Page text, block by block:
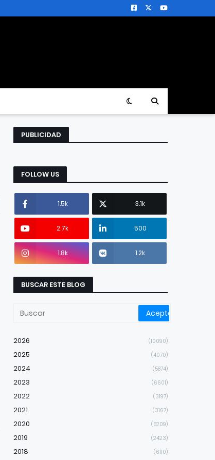
PUBLICIDAD
FOLLOW US
1.5k 3.1k
2.7k 500
1.8k 1.2k
BUSCAR ESTE BLOG
2026 (10090)
2025 (4070)
2024 (5874)
2023 (6601)
2022 (3197)
2021 (3167)
2020 (5209)
2019 (2423)
2018 (6110)